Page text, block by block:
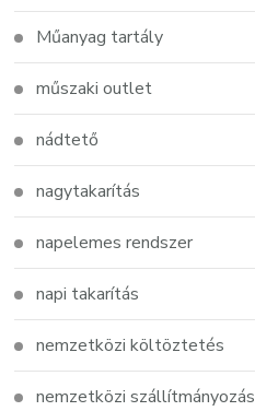
Műanyag tartály
műszaki outlet
nádtető
nagytakarítás
napelemes rendszer
napi takarítás
nemzetközi költöztetés
nemzetközi szállítmányozás